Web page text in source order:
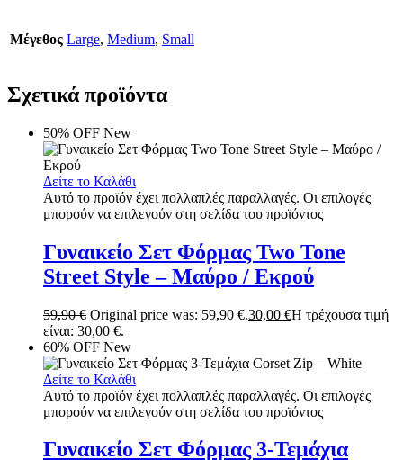
Μέγεθος Large, Medium, Small
Σχετικά προϊόντα
50% OFF New
Δείτε το Καλάθι
Αυτό το προϊόν έχει πολλαπλές παραλλαγές. Οι επιλογές
μπορούν να επιλεγούν στη σελίδα του προϊόντος
Γυναικείο Σετ Φόρμας Two Tone
Street Style – Μαύρο / Εκρού
59,90€ Original price was: 59,90 €.30,00 €Η τρέχουσα τιμή
είναι: 30,00 €.
60% OFF New
Δείτε το Καλάθι
Αυτό το προϊόν έχει πολλαπλές παραλλαγές. Οι επιλογές
μπορούν να επιλεγούν στη σελίδα του προϊόντος
Γυναικείο Σετ Φόρμας 3-Τεμάχια